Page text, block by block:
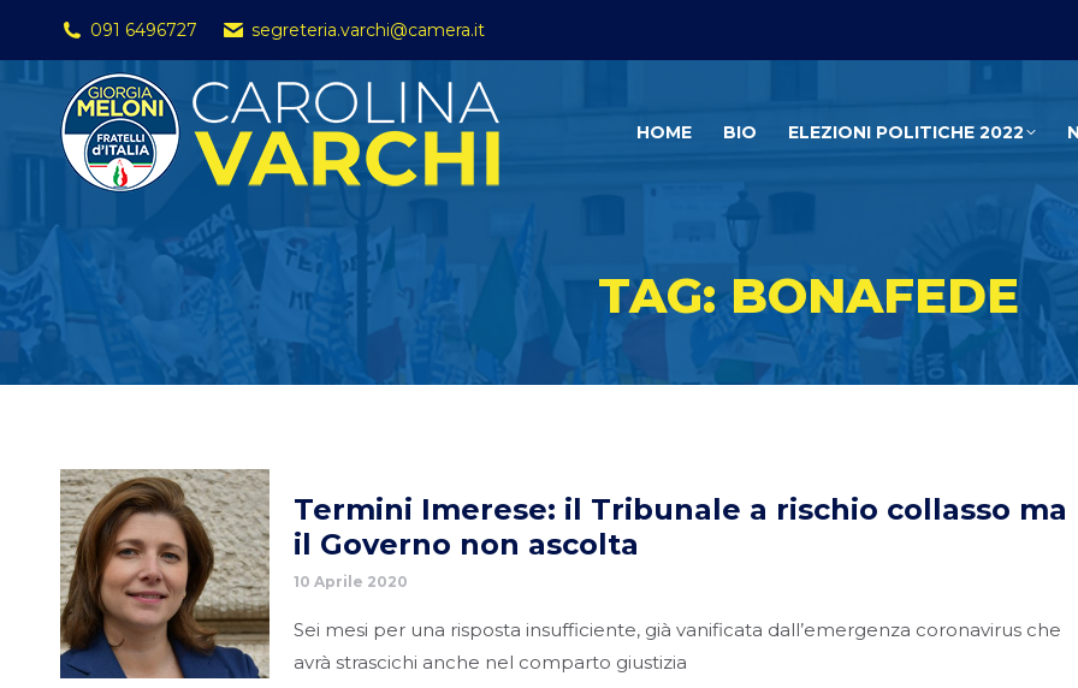
091 6496727 segreteria.varchi@camera.it
HOME BIO ELEZIONI POLITICHE 2022
TAG: BONAFEDE
Termini Imerese: il Tribunale a rischio collasso ma
il Governo non ascolta
10 Aprile 2020
Sei mesi per una risposta insufficiente, già vanificata dall’emergenza coronavirus che
avrà strascichi anche nel comparto giustizia